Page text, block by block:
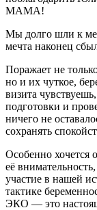
МАМА!
Мы долго шли к
мечта наконец
Поражает не
но и их чуткое,
визита
подготовки и
ничего не
сохранять
Особенно
её
участие в нашей
тактике
ЭКО — это